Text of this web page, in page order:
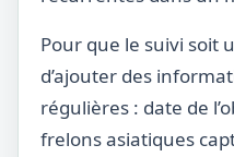
Pour que le suivi soit
d’ajouter des
régulières : date de
frelons asiatiques